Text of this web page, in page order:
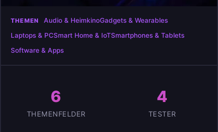
THEMEN Audio & HeimkinoGadgets & Wearables
Laptops & PCSmart Home & IoTSmartphones & Tablets
Software & Apps
6
THEMENFELDER
4
TESTER